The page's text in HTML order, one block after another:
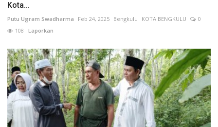
Kota...
Putu Ugram Swadharma Feb 24, 2025 Bengkulu KOTA BENGKULU
0
108 Laporkan